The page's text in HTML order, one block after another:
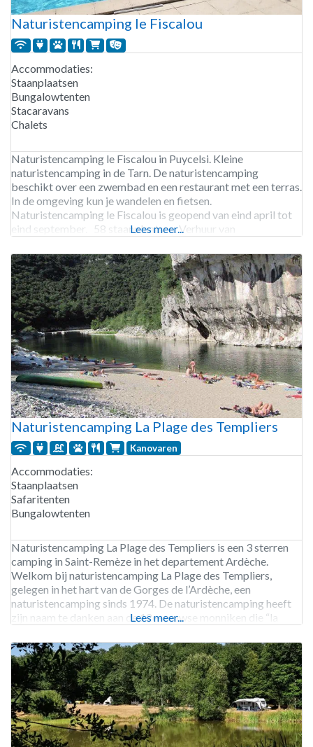
Naturistencamping le Fiscalou
Accommodaties:
Staanplaatsen
Bungalowtenten
Stacaravans
Chalets
Naturistencamping le Fiscalou in Puycelsi. Kleine
naturistencamping in de Tarn. De naturistencamping
beschikt over een zwembad en een restaurant met een terras.
In de omgeving kun je wandelen en fietsen.
Naturistencamping le Fiscalou is geopend van eind april tot
eind september. 58 staanplaatsen. Verhuur van
Lees meer...
Naturistencamping La Plage des Templiers
Kanovaren
Accommodaties:
Staanplaatsen
Safaritenten
Bungalowtenten
Naturistencamping La Plage des Templiers is een 3 sterren
camping in Saint-Remèze in het departement Ardèche.
Welkom bij naturistencamping La Plage des Templiers,
gelegen in het hart van de Gorges de l’Ardèche, een
naturistencamping sinds 1974. De naturistencamping heeft
zijn naam te danken aan de 12e-eeuwse monniken die “la
bewaard zijn. Deze camping, niet
Lees meer...